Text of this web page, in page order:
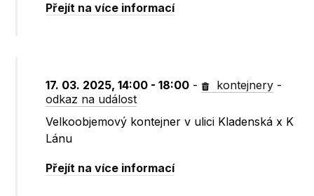
Přejít na více informací
17. 03. 2025, 14:00 - 18:00 - kontejnery -
odkaz na událost
Velkoobjemový kontejner v ulici Kladenská x K
Lánu
Přejít na více informací